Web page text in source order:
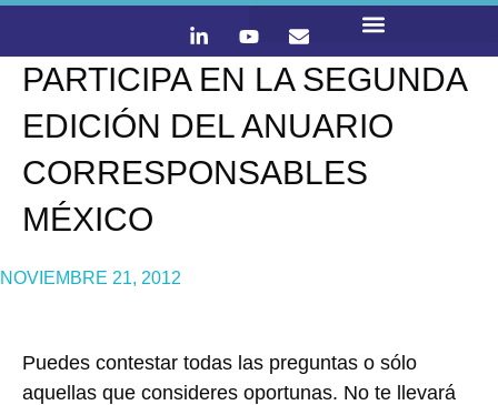
PARTICIPA EN LA SEGUNDA
EDICIÓN DEL ANUARIO
CORRESPONSABLES
MÉXICO
NOVIEMBRE 21, 2012
Puedes contestar todas las preguntas o sólo
aquellas que consideres oportunas. No te llevará